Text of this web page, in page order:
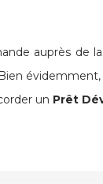
auprès de
un Prêt